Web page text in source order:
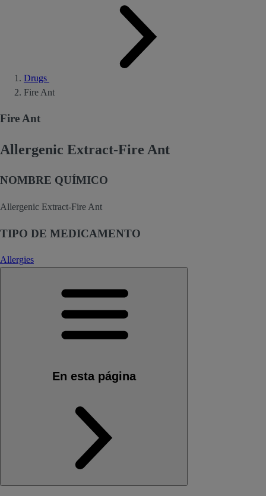
Drugs
Fire Ant
Fire Ant
Allergenic Extract-Fire Ant
NOMBRE QUÍMICO
Allergenic Extract-Fire Ant
TIPO DE MEDICAMENTO
Allergies
En esta página